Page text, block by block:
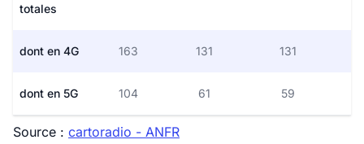
totales
dont en 4G 163 131 131
dont en 5G 104 61 59
Source : cartoradio - ANFR